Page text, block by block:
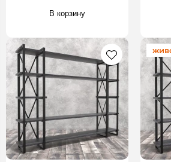
В корзину